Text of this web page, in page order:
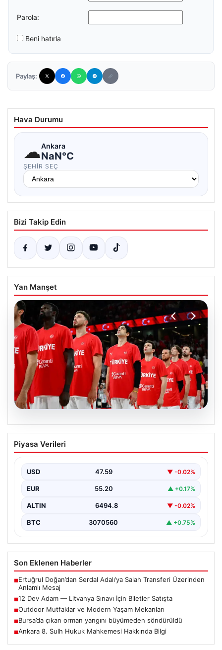
Parola:
Beni hatırla
Paylaş:
Hava Durumu
☁Ankara
NaN°C
ŞEHIR SEÇ
Bizi Takip Edin
Yan Manşet
05.08.2026
12 Dev Adam — Litvanya Sınavı İçin
Biletler Satışta
kapsamındaki Litvanya maçı için biletler resmi…
Piyasa Verileri
USD 47.59 ▼ -0.02%
EUR 55.20 ▲ +0.17%
ALTIN 6494.8 ▼ -0.02%
BTC 3070560 ▲ +0.75%
Son Eklenen Haberler
■Ertuğrul Doğan’dan Serdal Adalı’ya Salah Transferi Üzerinden
Anlamlı Mesaj
■12 Dev Adam — Litvanya Sınavı İçin Biletler Satışta
■Outdoor Mutfaklar ve Modern Yaşam Mekanları
■Bursa’da çıkan orman yangını büyümeden söndürüldü
■Ankara 8. Sulh Hukuk Mahkemesi Hakkında Bilgi